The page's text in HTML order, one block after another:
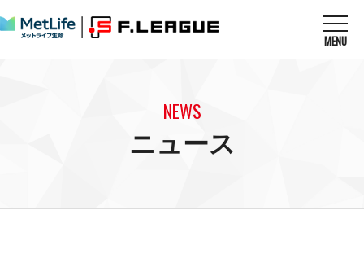
MENU
U-23選抜
NEWS
ニュース